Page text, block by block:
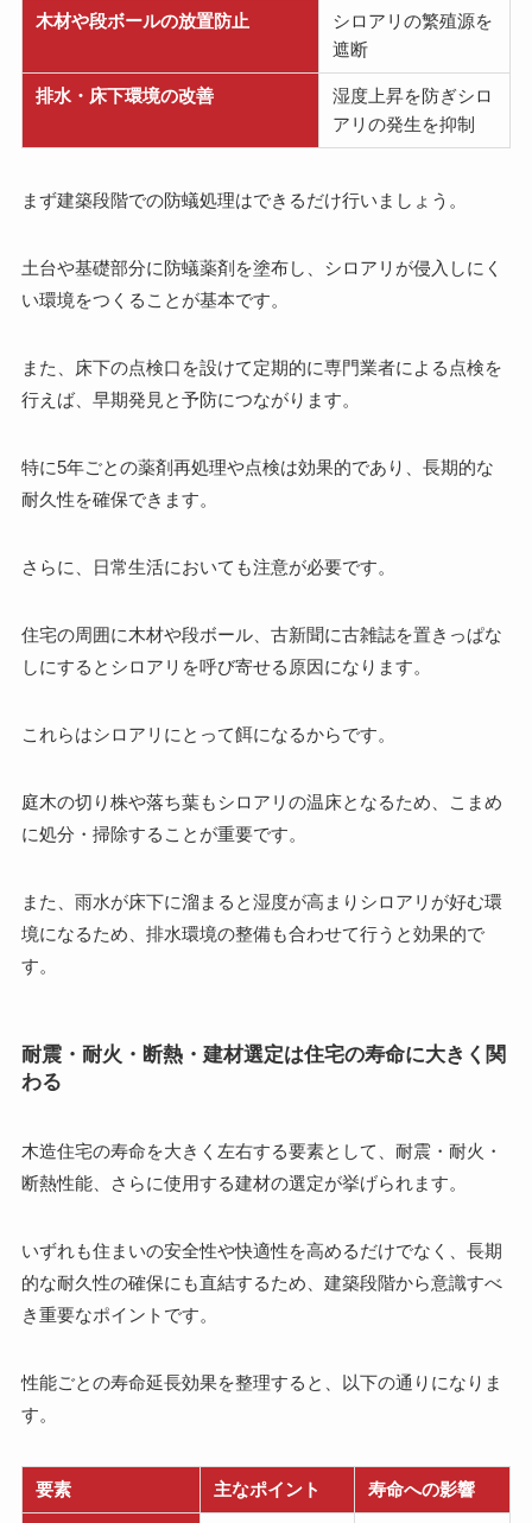
木材や段ボールの放置防止
シロアリの繁殖源を
遮断
排水・床下環境の改善
湿度上昇を防ぎシロ
アリの発生を抑制
まず建築段階での防蟻処理はできるだけ行いましょう。
土台や基礎部分に防蟻薬剤を塗布し、シロアリが侵入しにく
い環境をつくることが基本です。
また、床下の点検口を設けて定期的に専門業者による点検を
行えば、早期発見と予防につながります。
特に5年ごとの薬剤再処理や点検は効果的であり、長期的な
耐久性を確保できます。
さらに、日常生活においても注意が必要です。
住宅の周囲に木材や段ボール、古新聞に古雑誌を置きっぱな
しにするとシロアリを呼び寄せる原因になります。
これらはシロアリにとって餌になるからです。
庭木の切り株や落ち葉もシロアリの温床となるため、こまめ
に処分・掃除することが重要です。
また、雨水が床下に溜まると湿度が高まりシロアリが好む環
境になるため、排水環境の整備も合わせて行うと効果的で
す。
耐震・耐火・断熱・建材選定は住宅の寿命に大きく関
わる
木造住宅の寿命を大きく左右する要素として、耐震・耐火・
断熱性能、さらに使用する建材の選定が挙げられます。
いずれも住まいの安全性や快適性を高めるだけでなく、長期
的な耐久性の確保にも直結するため、建築段階から意識すべ
き重要なポイントです。
性能ごとの寿命延長効果を整理すると、以下の通りになりま
す。
要素 主なポイント 寿命への影響